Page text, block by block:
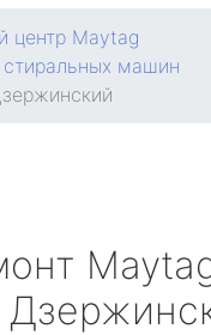
центр Maytag
машин